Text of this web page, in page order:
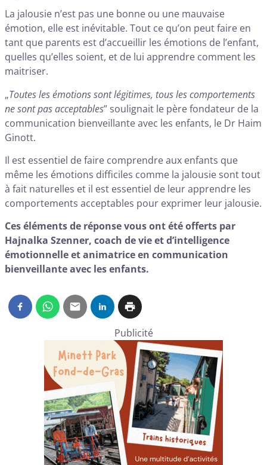
La jalousie n’est pas une bonne ou une mauvaise
émotion, elle est inévitable. Tout ce qu’on peut faire en
tant que parents est d’accueillir les émotions de l’enfant,
quelles qu’elles soient, et de lui apprendre comment les
maitriser.
„Toutes les émotions sont légitimes, tous les comportements
ne sont pas acceptables” soulignait le père fondateur de la
communication bienveillante avec les enfants, le Dr Haim
Ginott.
Il est essentiel de faire comprendre aux enfants que
même les émotions difficiles comme la jalousie sont tout
à fait naturelles et il est essentiel de leur apprendre les
comportements acceptables pour exprimer leur jalousie.
Ces éléments de réponse vous ont été offerts par
Hajnalka Szenner, coach de vie et d’intelligence
émotionnelle et animatrice en communication
bienveillante avec les enfants.
Publicité